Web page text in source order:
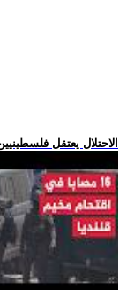
.. الاحتلال يعتقل